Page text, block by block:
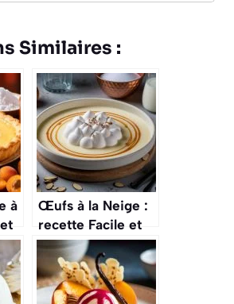
Similaires :
à
Œufs à la Neige :
recette Facile et
Délicieuse